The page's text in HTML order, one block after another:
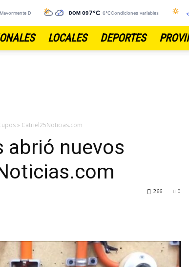
Despejado y VentosoDOM 097°C-6°CCondiciones variables
LOCALES DEPORTES
» Catriel25Noticias.com
abrió nuevos
0
266